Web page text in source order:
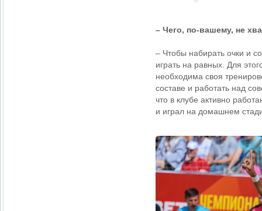
– Чего, по-вашему, не
– Чтобы набирать очки и
играть на равных. Для
необходима своя
составе и работать над
что в клубе активно
и играл на домашнем